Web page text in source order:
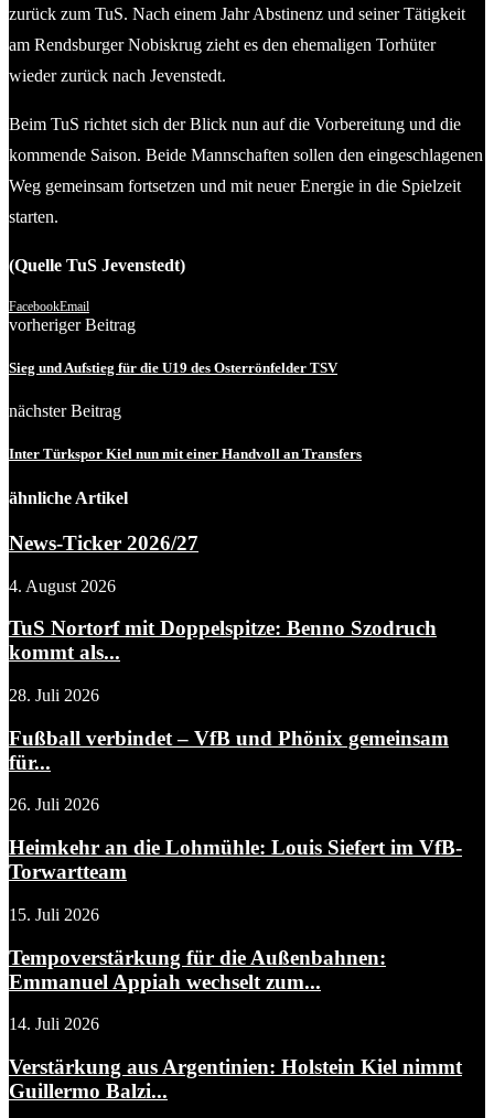
zurück zum TuS. Nach einem Jahr Abstinenz und seiner Tätigkeit
am Rendsburger Nobiskrug zieht es den ehemaligen Torhüter
wieder zurück nach Jevenstedt.
Beim TuS richtet sich der Blick nun auf die Vorbereitung und die
kommende Saison. Beide Mannschaften sollen den eingeschlagenen
Weg gemeinsam fortsetzen und mit neuer Energie in die Spielzeit
starten.
(Quelle TuS Jevenstedt)
FacebookEmail
vorheriger Beitrag
Sieg und Aufstieg für die U19 des Osterrönfelder TSV
nächster Beitrag
Inter Türkspor Kiel nun mit einer Handvoll an Transfers
ähnliche Artikel
News-Ticker 2026/27
4. August 2026
TuS Nortorf mit Doppelspitze: Benno Szodruch
kommt als...
28. Juli 2026
Fußball verbindet – VfB und Phönix gemeinsam
für...
26. Juli 2026
Heimkehr an die Lohmühle: Louis Siefert im VfB-
Torwartteam
15. Juli 2026
Tempoverstärkung für die Außenbahnen:
Emmanuel Appiah wechselt zum...
14. Juli 2026
Verstärkung aus Argentinien: Holstein Kiel nimmt
Guillermo Balzi...